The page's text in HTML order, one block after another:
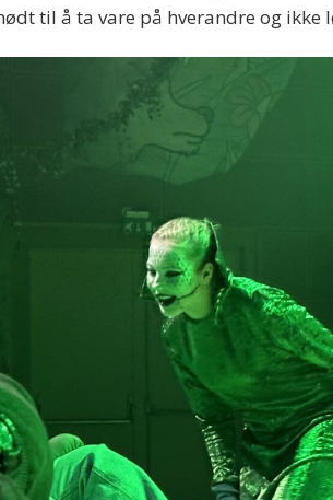
til å ta vare på hverandre og ikke